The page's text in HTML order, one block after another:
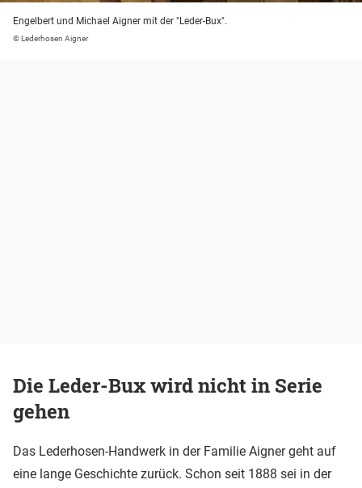
Engelbert und Michael Aigner mit der "Leder-Bux".
© Lederhosen Aigner
Die Leder-Bux wird nicht in Serie
gehen
Das Lederhosen-Handwerk in der Familie Aigner geht auf
eine lange Geschichte zurück. Schon seit 1888 sei in der